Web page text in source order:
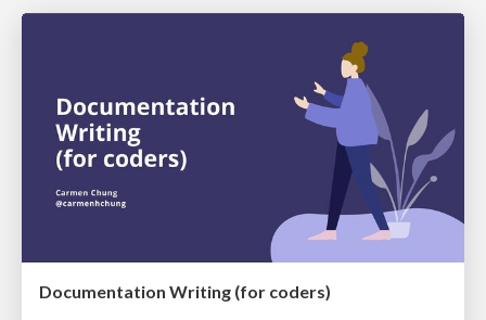
Documentation Writing (for coders)